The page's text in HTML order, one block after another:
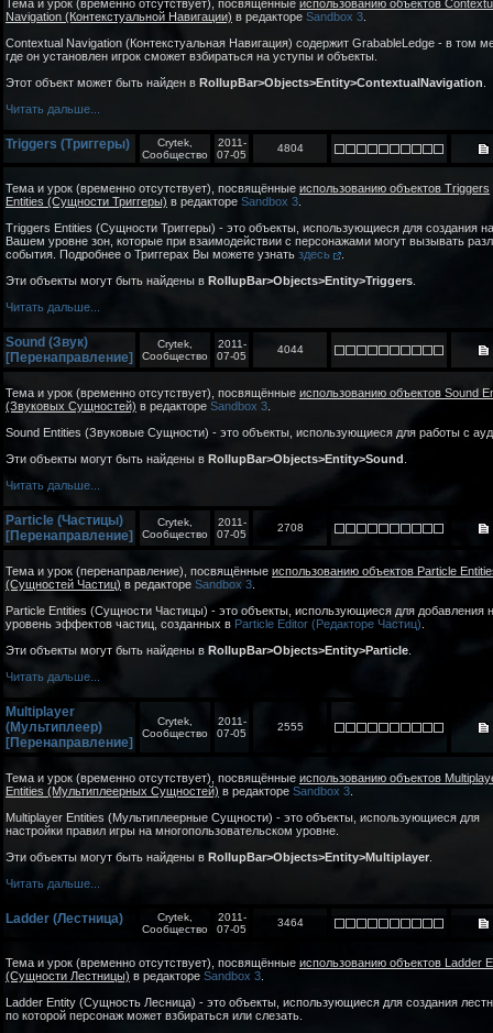
Тема и урок (временно отсутствует), посвящённые использованию объектов
Navigation (Контекстуальной Навигации) в редакторе Sandbox 3
Contextual Navigation (Контекстуальная Навигация) содержит GrabableLedge - в том
где он установлен игрок сможет взбираться на уступы и объекты.
Этот объект может быть найден в RollupBar>Objects>Entity>ContextualNavigation
Читать дальше...
Triggers (Триггеры)
Crytek,
Сообщество
2011-
07-05
4804
Тема и урок (временно отсутствует), посвящённые использованию объектов Triggers
Entities (Сущности Триггеры) в редакторе Sandbox 3
Triggers Entities (Сущности Триггеры) - это объекты, использующиеся для создания на
Вашем уровне зон, которые при взаимодействии с персонажами могут вызывать
события. Подробнее о Триггерах Вы можете узнать здесь
Эти объекты могут быть найдены в RollupBar>Objects>Entity>Triggers
Читать дальше...
Sound (Звук)
[Перенаправление]
Crytek,
Сообщество
2011-
07-05
4044
Тема и урок (временно отсутствует), посвящённые использованию объектов Sound
(Звуковых Сущностей) в редакторе Sandbox 3
Sound Entities (Звуковые Сущности) - это объекты, использующиеся для работы с
Эти объекты могут быть найдены в RollupBar>Objects>Entity>Sound
Читать дальше...
Particle (Частицы)
[Перенаправление]
Crytek,
Сообщество
2011-
07-05
2708
Тема и урок (перенаправление), посвящённые использованию объектов Particle
(Сущностей Частиц) в редакторе Sandbox 3
Particle Entities (Сущности Частицы) - это объекты, использующиеся для добавления
уровень эффектов частиц, созданных в Particle Editor (Редакторе Частиц)
Эти объекты могут быть найдены в RollupBar>Objects>Entity>Particle
Читать дальше...
Multiplayer
(Мультиплеер)
[Перенаправление]
Crytek,
Сообщество
2011-
07-05
2555
Тема и урок (временно отсутствует), посвящённые использованию объектов
Entities (Мультиплеерных Сущностей) в редакторе Sandbox 3
Multiplayer Entities (Мультиплеерные Сущности) - это объекты, использующиеся для
настройки правил игры на многопользовательском уровне.
Эти объекты могут быть найдены в RollupBar>Objects>Entity>Multiplayer
Читать дальше...
Ladder (Лестница)
Crytek,
Сообщество
2011-
07-05
3464
Тема и урок (временно отсутствует), посвящённые использованию объектов Ladder
(Сущности Лестницы) в редакторе Sandbox 3
Ladder Entity (Сущность Лесница) - это объекты, использующиеся для создания
по которой персонаж может взбираться или слезать.